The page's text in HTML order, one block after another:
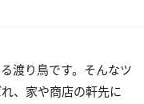
渡り鳥です。そんなツ
、家や商店の軒先に